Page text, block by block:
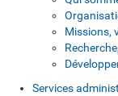
Missions,
Services